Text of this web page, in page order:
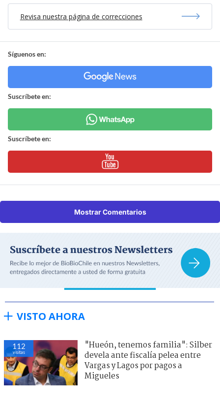
Revisa nuestra página de correcciones
Síguenos en:
Suscríbete en:
Suscríbete en:
Mostrar Comentarios
VISTO AHORA
112
visitas
"Hueón, tenemos familia": Silber
devela ante fiscalía pelea entre
Vargas y Lagos por pagos a
Migueles